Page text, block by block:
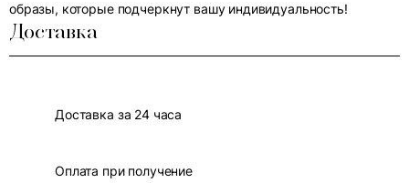
образы, которые подчеркнут вашу индивидуальность!
Доставка
Доставка за 24 часа
Оплата при получение